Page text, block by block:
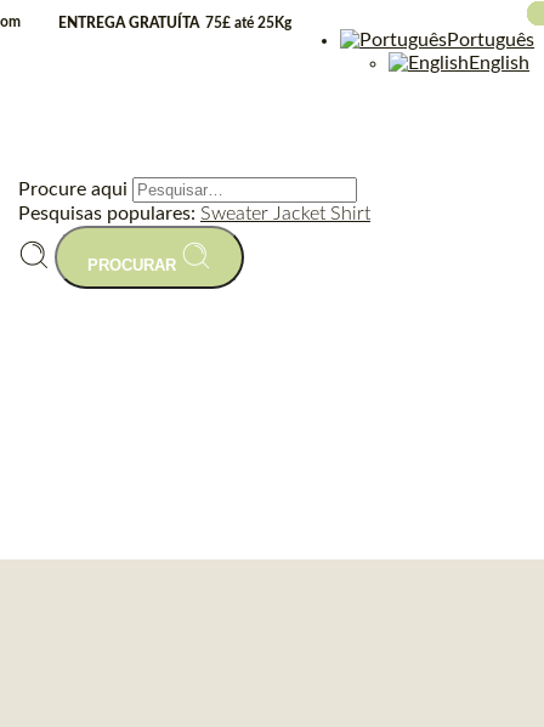
ENTREGA GRATUÍTA 75£ até 25Kg
Português
English
Procure aqui
Pesquisas populares: Sweater Jacket Shirt
PROCURAR